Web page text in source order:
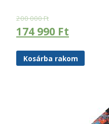
200 000Ft
174 990 Ft
Kosárba rakom